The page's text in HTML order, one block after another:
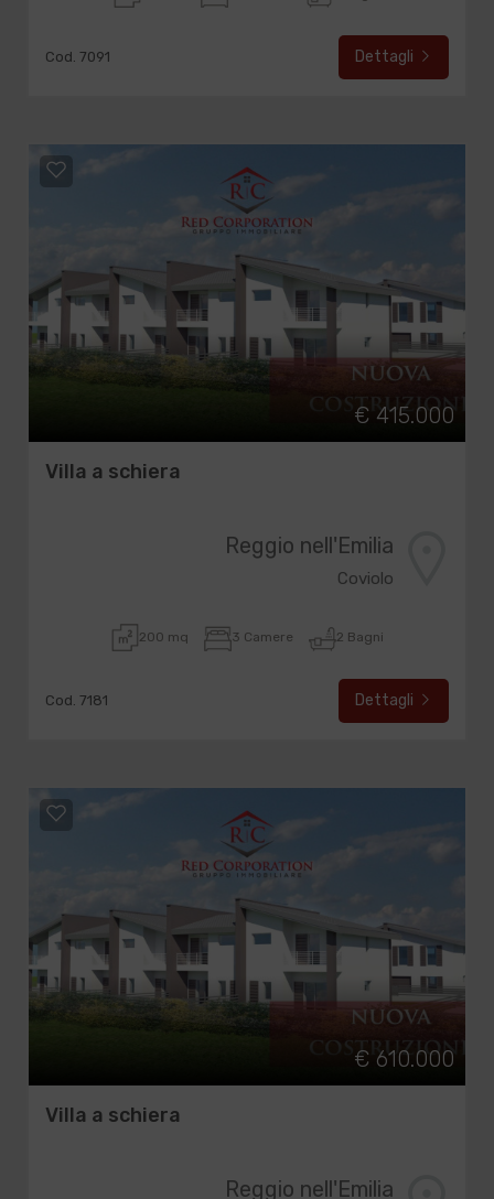
Cod. 7091 Dettagli
€ 415.000
Villa a schiera
Reggio nell'Emilia
Coviolo
200 mq 3 Camere 2 Bagni
Cod. 7181 Dettagli
€ 610.000
Villa a schiera
Reggio nell'Emilia